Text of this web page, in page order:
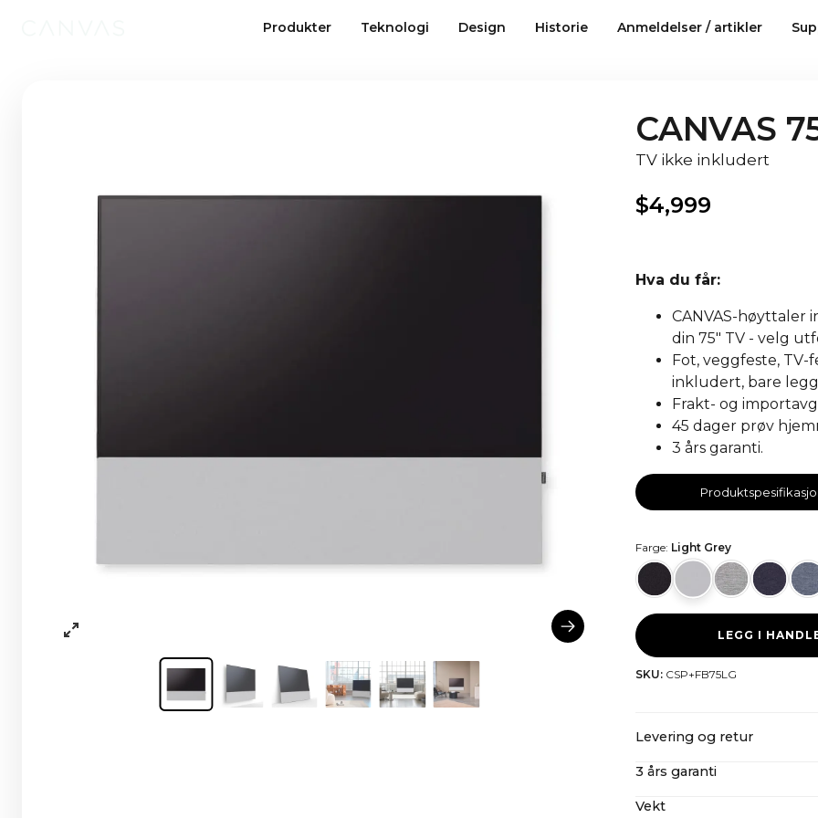
Produkter Teknologi Design Historie Anmeldelser / artikler
CANVAS
TV ikke inkludert
$4,999
Hva du får:
CANVAS-høyttaler
din 75" TV - velg
Fot, veggfeste,
inkludert, bare
Frakt- og
45 dager prøv
3 års garanti.
Farge: Light Grey
LEGG I
SKU: CSP+FB75LG
Levering og retur
CANVAS tilbyr gratis frakt
mer om våre
3 års garanti
Selv etter vår utvidede 3-
Vekt